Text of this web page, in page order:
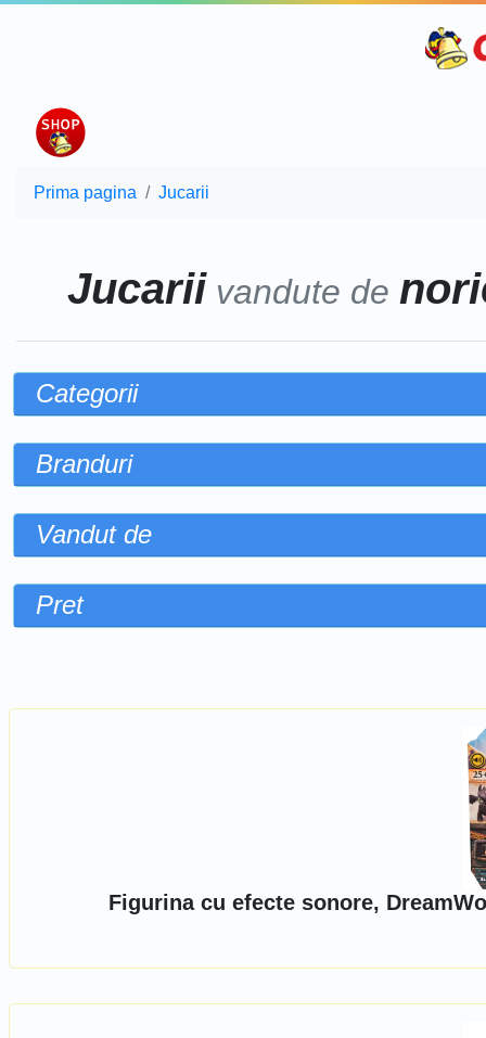
Prima pagina Jucarii
Jucariivandute de
Categorii
Branduri
Vandut de
Pret
Figurina cu efecte sonore,